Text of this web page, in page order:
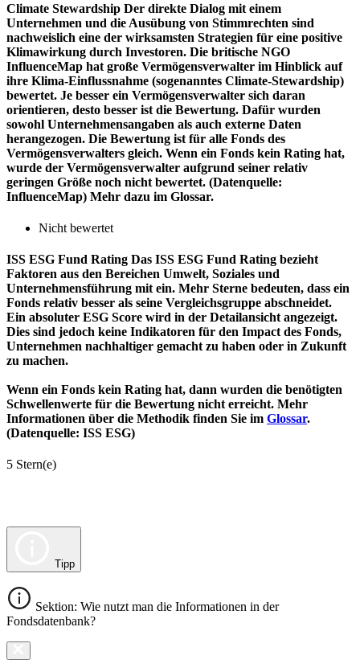
Climate Stewardship Der direkte Dialog mit einem
Unternehmen und die Ausübung von Stimmrechten sind
nachweislich eine der wirksamsten Strategien für eine positive
Klimawirkung durch Investoren. Die britische NGO
InfluenceMap hat große Vermögensverwalter im Hinblick auf
ihre Klima-Einflussnahme (sogenanntes Climate-Stewardship)
bewertet. Je besser ein Vermögensverwalter sich daran
orientieren, desto besser ist die Bewertung. Dafür wurden
sowohl Unternehmensangaben als auch externe Daten
herangezogen. Die Bewertung ist für alle Fonds des
Vermögensverwalters gleich. Wenn ein Fonds kein Rating hat,
wurde der Vermögensverwalter aufgrund seiner relativ
geringen Größe noch nicht bewertet. (Datenquelle:
InfluenceMap) Mehr dazu im Glossar.
Nicht bewertet
ISS ESG Fund Rating Das ISS ESG Fund Rating bezieht
Faktoren aus den Bereichen Umwelt, Soziales und
Unternehmensführung mit ein. Mehr Sterne bedeuten, dass ein
Fonds relativ besser als seine Vergleichsgruppe abschneidet.
Ein absoluter ESG Score wird in der Detailansicht angezeigt.
Dies sind jedoch keine Indikatoren für den Impact des Fonds,
Unternehmen nachhaltiger gemacht zu haben oder in Zukunft
zu machen.
Wenn ein Fonds kein Rating hat, dann wurden die benötigten
Schwellenwerte für die Bewertung nicht erreicht. Mehr
Informationen über die Methodik finden Sie im Glossar.
(Datenquelle: ISS ESG)
5 Stern(e)
Tipp
Sektion: Wie nutzt man die Informationen in der
Fondsdatenbank?